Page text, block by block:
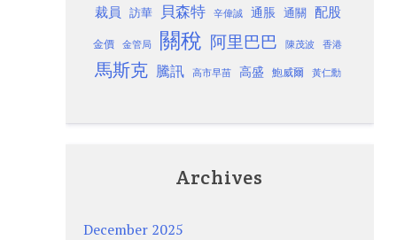
裁員 訪華 貝森特 辛偉誠 通脹 通關 配股
金價 金管局 關稅 阿里巴巴 陳茂波 香港
馬斯克 騰訊 高市早苗 高盛 鮑威爾 黃仁勳
Archives
December 2025